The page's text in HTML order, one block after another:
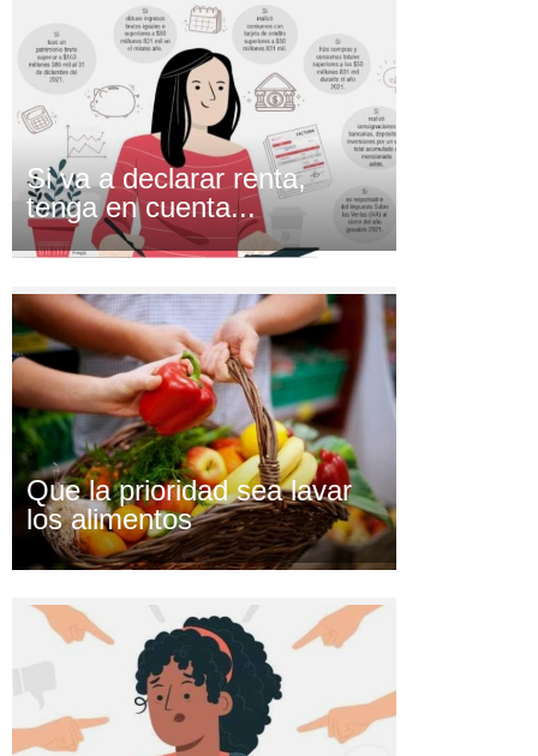
Si va a declarar renta,
tenga en cuenta...
Que la prioridad sea lavar
los alimentos